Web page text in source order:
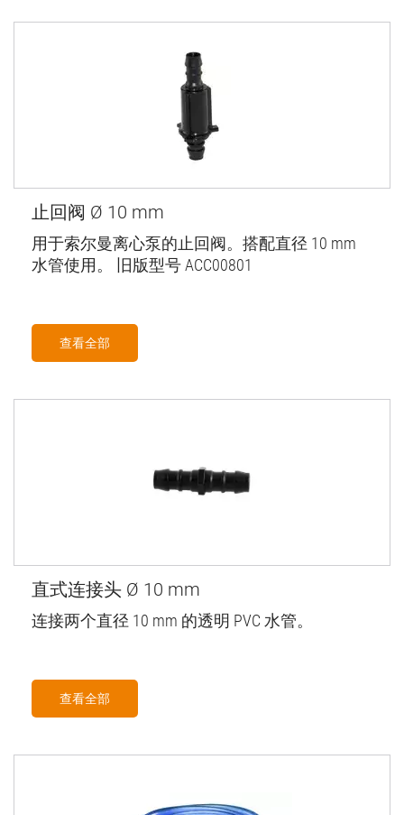
止回阀 Ø 10 mm
用于索尔曼离心泵的止回阀。搭配直径 10 mm
水管使用。 旧版型号 ACC00801
查看全部
直式连接头 Ø 10 mm
连接两个直径 10 mm 的透明 PVC 水管。
查看全部